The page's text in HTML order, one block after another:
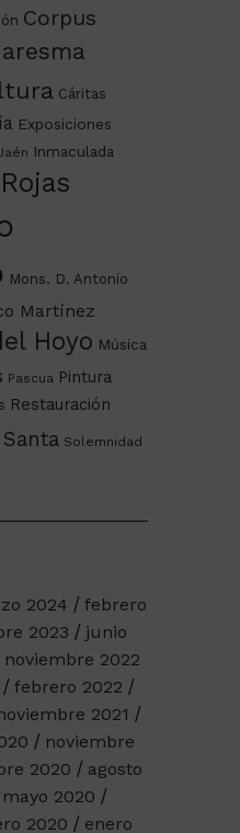
Corpus
Cáritas
Exposiciones
Inmaculada
Mons. D. Antonio
Martínez
Hoyo Música
Pascua Pintura
Restauración
Solemnidad
2024
febrero
2023
junio
noviembre 2022
febrero 2022
2021
noviembre
2020
agosto
mayo 2020
2020
enero